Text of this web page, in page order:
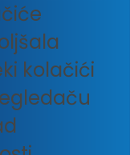
kolačići